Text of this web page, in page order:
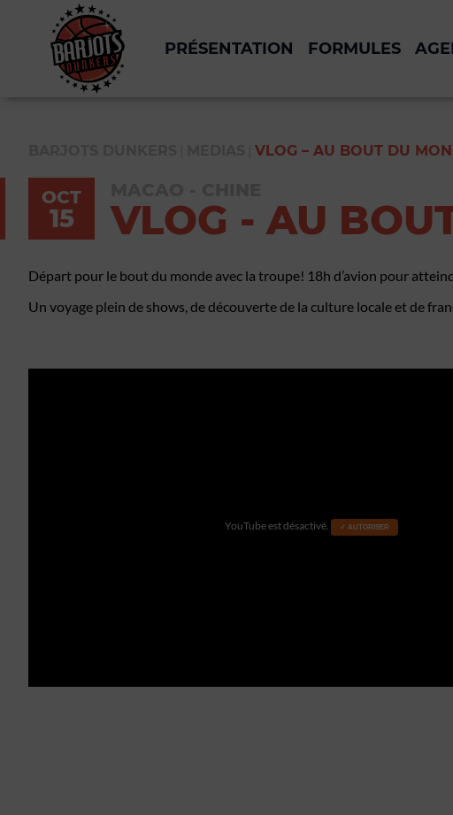
PRÉSENTATION FORMULES
VLOG – AU BOUT DU
OCT
15 VLOG - AU
Départ pour le bout du monde avec la troupe! 18h d’avion pour
Un voyage plein de shows, de découverte de la culture locale et de
YouTube est désactivé. ✓ AUTORISER